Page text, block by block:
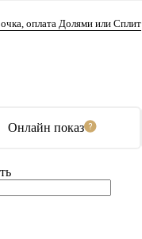
оплата Долями или Сплит
Онлайн показ